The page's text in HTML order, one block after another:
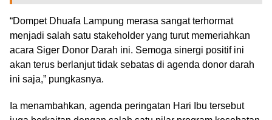
“Dompet Dhuafa Lampung merasa sangat terhormat
menjadi salah satu stakeholder yang turut memeriahkan
acara Siger Donor Darah ini. Semoga sinergi positif ini
akan terus berlanjut tidak sebatas di agenda donor darah
ini saja,” pungkasnya.
Ia menambahkan, agenda peringatan Hari Ibu tersebut